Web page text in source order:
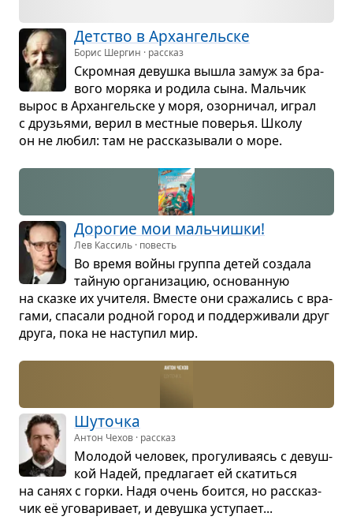
Дет­ство в Архан­гель­ске
Борис Шергин · рассказ
Скром­ная девушка вышла замуж за бра­
вого моряка и родила сына. Маль­чик
вырос в Архан­гель­ске у моря, озор­ни­чал, играл
с дру­зьями, верил в мест­ные пове­рья. Школу
он не любил: там не рас­ска­зы­вали о море.
Доро­гие мои маль­чишки!
Лев Кассиль · повесть
Во время войны группа детей создала
тай­ную орга­ни­за­цию, осно­ван­ную
на сказке их учи­теля. Вме­сте они сра­жа­лись с вра­
гами, спа­сали род­ной город и под­дер­жи­вали друг
друга, пока не насту­пил мир.
Шуточка
Антон Чехов · рассказ
Моло­дой чело­век, про­гу­ли­ва­ясь с девуш­
кой Надей, пред­ла­гает ей ска­титься
на санях с горки. Надя очень боится, но рас­сказ­
чик её уго­ва­ри­вает, и девушка усту­пает...